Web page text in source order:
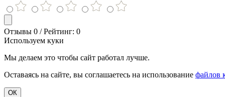
Отзывы 0 / Рейтинг: 0
Используем куки
Мы делаем это чтобы сайт работал лучше.
Оставаясь на сайте, вы соглашаетесь на использование файлов
ОК